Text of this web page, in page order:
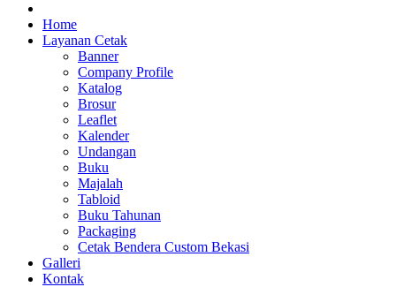
Goe Media Percetakan | 0822-4439-5599 (Call/WA)
0822-4439-5599 (Call/WA) Percetakan jasa cetak banner buku yasin
invoice kartu nama label map nota spanduk stiker undangan
pernikahan murah online 24 jam
Home
Layanan Cetak
Banner
Company Profile
Katalog
Brosur
Leaflet
Kalender
Undangan
Buku
Majalah
Tabloid
Buku Tahunan
Packaging
Cetak Bendera Custom Bekasi
Galleri
Kontak